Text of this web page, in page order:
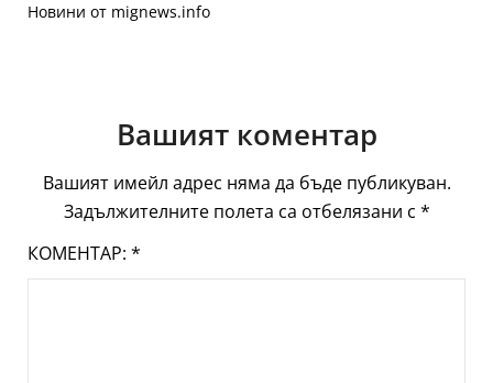
Новини от mignews.info
Вашият коментар
Вашият имейл адрес няма да бъде публикуван.
Задължителните полета са отбелязани с *
КОМЕНТАР: *